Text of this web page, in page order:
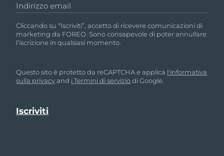
Indirizzo email
Cliccando su “Iscriviti”, accetto di ricevere comunicazioni di
marketing da FOREO. Sono consapevole di poter annullare
l’iscrizione in qualsiasi momento.
Questo sito è protetto da reCAPTCHA e applica l'informativa
sulla privacyand i Termini di serviziodi Google.